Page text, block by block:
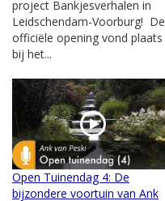
project Bankjesverhalen in
Leidschendam-Voorburg! De
officiële opening vond plaats
bij het...
Open Tuinendag 4: De
bijzondere voortuin van Ank